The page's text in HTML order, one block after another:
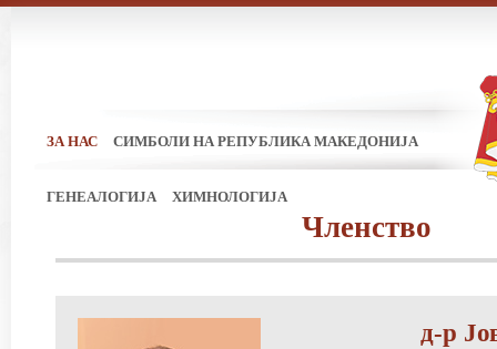
ЗА НАС СИМБОЛИ НА РЕПУБЛИКА МАКЕДОНИЈА
ГЕНЕАЛОГИЈА ХИМНОЛОГИЈА
Членство
д-р